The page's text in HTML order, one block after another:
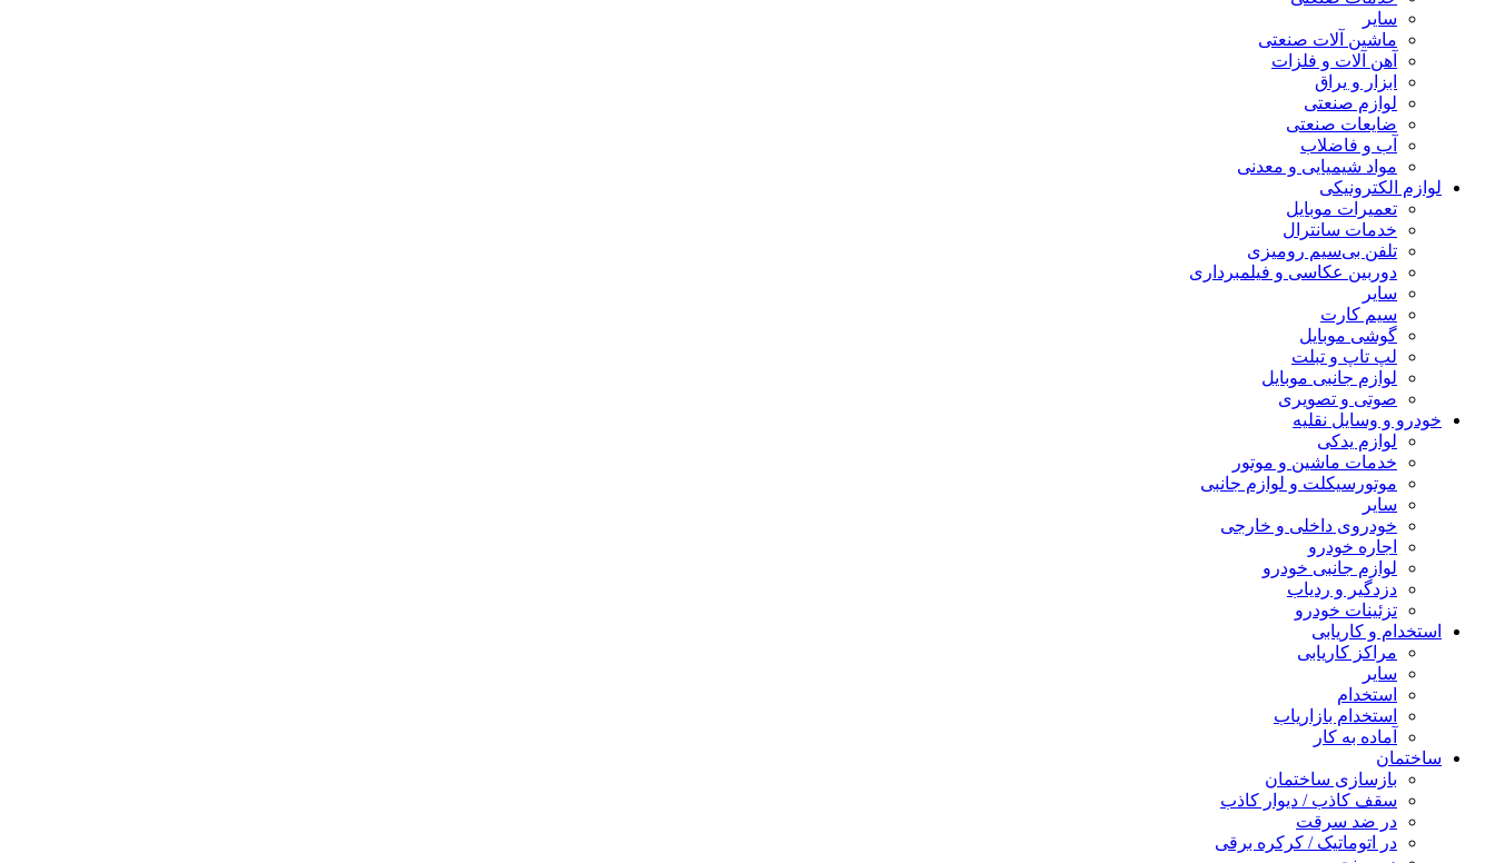
سایر
ماشین آلات صنعتی
آهن آلات و فلزات
ابزار و یراق
لوازم صنعتی
ضایعات صنعتی
آب و فاضلاب
مواد شیمیایی و معدنی
لوازم الکترونیکی
تعمیرات موبایل
خدمات سانترال
تلفن بی‌سیم رومیزی
دوربین عکاسی و فیلمبرداری
سایر
سیم کارت
گوشی موبایل
لپ تاپ و تبلت
لوازم جانبی موبایل
صوتی و تصویری
خودرو و وسایل نقلیه
لوازم یدکی
خدمات ماشین و موتور
موتورسیکلت و لوازم جانبی
سایر
خودروی داخلی و خارجی
اجاره خودرو
لوازم جانبی خودرو
دزدگیر و ردیاب
تزئینات خودرو
استخدام و کاریابی
مراکز کاریابی
سایر
استخدام
استخدام بازاریاب
آماده به کار
ساختمان
بازسازی ساختمان
سقف کاذب / دیوار کاذب
در ضد سرقت
در اتوماتیک / کرکره برقی